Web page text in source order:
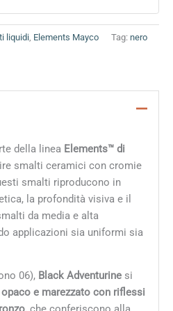
liquidi, Elements Mayco Tag: nero
della linea Elements™ di
smalti ceramici con cromie
smalti riproducono in
la profondità visiva e il
da media e alta
applicazioni sia uniformi sia
06), Black Adventurinesi
opaco e marezzato con riflessi